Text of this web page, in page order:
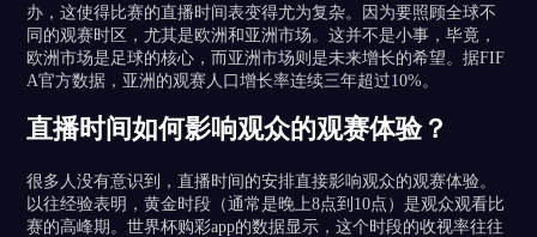
隐私权政策
办，这使得比赛的直播时间表变得尤为复杂。因为要照顾全球不
同的观赛时区，尤其是欧洲和亚洲市场。这并不是小事，毕竟，
欧洲市场是足球的核心，而亚洲市场则是未来增长的希望。据FIF
A官方数据，亚洲的观赛人口增长率连续三年超过10%。
直播时间如何影响观众的观赛体验？
很多人没有意识到，直播时间的安排直接影响观众的观赛体验。
以往经验表明，黄金时段（通常是晚上8点到10点）是观众观看比
赛的高峰期。世界杯购彩app的数据显示，这个时段的收视率往往